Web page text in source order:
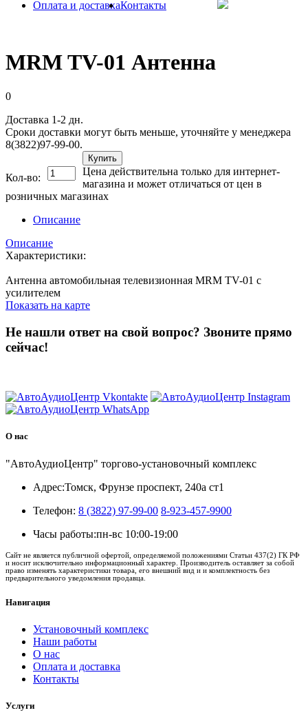
Оплата и доставкаКонтакты
MRM TV-01 Антенна
0
Доставка 1-2 дн.
Сроки доставки могут быть меньше, уточняйте у менеджера
8(3822)97-99-00.
Кол-во:
Купить
Цена действительна только для интернет-
магазина и может отличаться от цен в
розничных магазинах
Описание
Описание
Характеристики:
Антенна автомобильная телевизионная MRM TV-01 с
усилителем
Показать на карте
Не нашли ответ на свой вопрос? Звоните прямо
сейчас!
О нас
"АвтоАудиоЦентр" торгово-установочный комплекс
Адрес:Томск, Фрунзе проспект, 240а ст1
Телефон: 8 (3822) 97-99-00 8-923-457-9900
Часы работы:пн-вс 10:00-19:00
Сайт не является публичной офертой, определяемой положениями Статьи 437(2) ГК РФ
и носит исключительно информационный характер. Производитель оставляет за собой
право изменять характеристики товара, его внешний вид и и комплектность без
предварительного уведомления продавца.
Навигация
Установочный комплекс
Наши работы
О нас
Оплата и доставка
Контакты
Услуги